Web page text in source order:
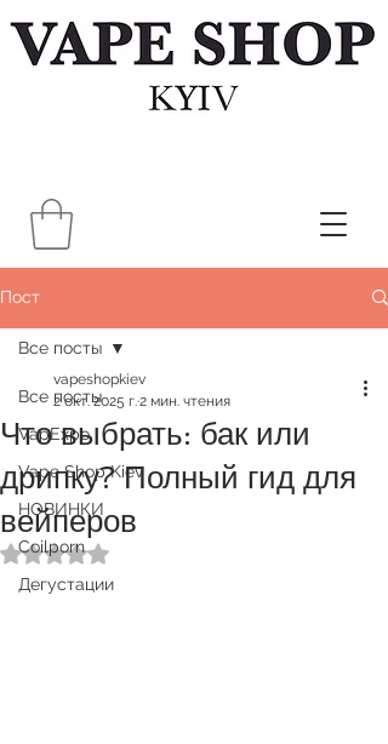
Пост
Все посты
VapExpo
Vape Shop Kiev
НОВИНКИ
Coilporn
Дегустации
Все посты
Что выбрать: бак или
дрипку? Полный гид для
вейперов
vapeshopkiev
2 окт. 2025 г. 2 мин. чтения
Оценка: не число из 5 звезд.